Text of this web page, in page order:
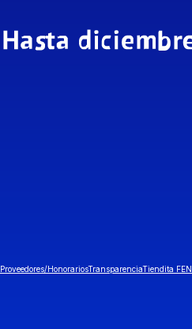
Proveedores/HonorariosTransparenciaTiendita FEN